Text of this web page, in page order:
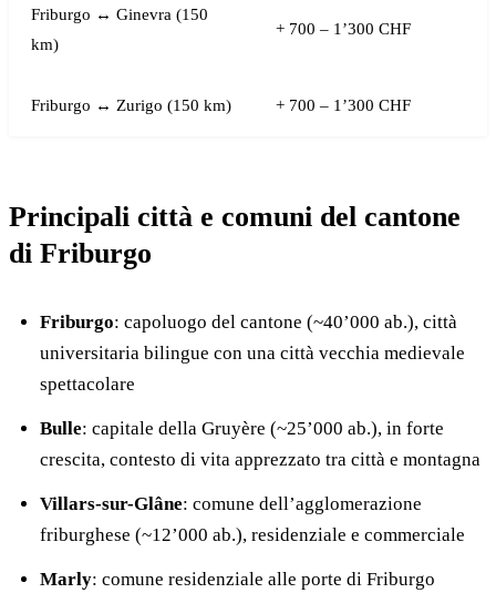
Friburgo ↔ Ginevra (150
km)
+ 700 – 1’300 CHF
Friburgo ↔ Zurigo (150 km) + 700 – 1’300 CHF
Principali città e comuni del cantone
di Friburgo
Friburgo: capoluogo del cantone (~40’000 ab.), città
universitaria bilingue con una città vecchia medievale
spettacolare
Bulle: capitale della Gruyère (~25’000 ab.), in forte
crescita, contesto di vita apprezzato tra città e montagna
Villars-sur-Glâne: comune dell’agglomerazione
friburghese (~12’000 ab.), residenziale e commerciale
Marly: comune residenziale alle porte di Friburgo